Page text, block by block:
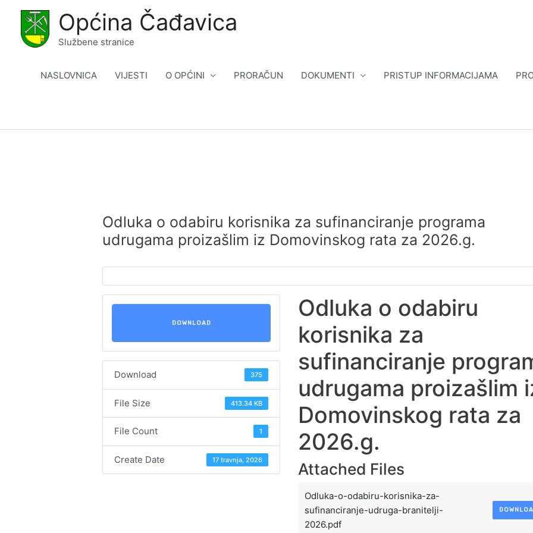
content
Općina Čađavica
Službene stranice
NASLOVNICA VIJESTI O OPĆINI PRORAČUN DOKUMENTI PRISTUP INFORMACIJAMA
Odluka o odabiru korisnika za sufinanciranje programa
udrugama proizašlim iz Domovinskog rata za 2026.g.
DOWNLOAD
Download 375
File Size 413.34 KB
File Count 1
Create Date 17 travnja, 2026
Odluka o odabiru
korisnika za
sufinanciranje
udrugama proizašlim
Domovinskog rata za
2026.g.
Attached Files
Odluka-o-odabiru-korisnika-za-
sufinanciranje-udruga-branitelji-
2026.pdf